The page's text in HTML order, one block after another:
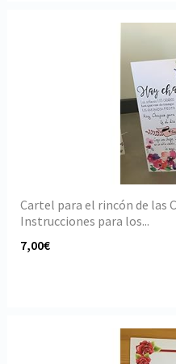
Cartel para el rincón de las
Instrucciones para los...
7,00€